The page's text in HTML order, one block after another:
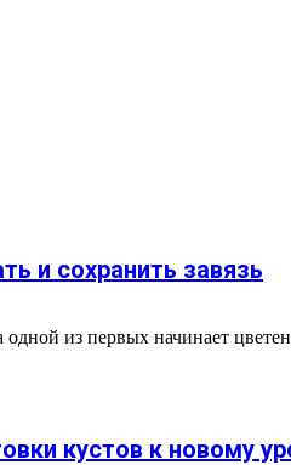
и сохранить завязь
из первых начинает
кустов к новому